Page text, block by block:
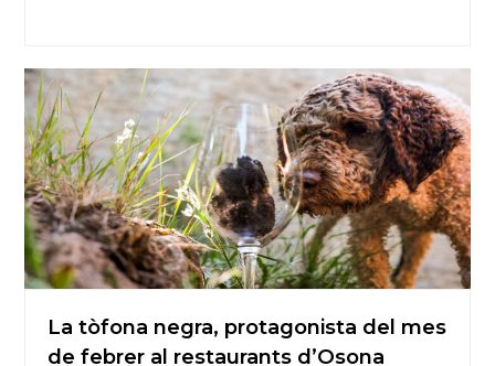
La tòfona negra, protagonista del mes
de febrer al restaurants d’Osona